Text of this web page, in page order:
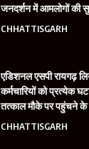
जनदर्शन में आमलोगों की
CHHATTISGARH
एडिशनल एसपी रायगढ़
कर्मचारियों को प्रत्येक
तत्काल मौके पर पहुंचने के
CHHATTISGARH